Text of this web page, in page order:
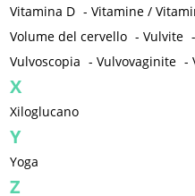
Vitamina D -Vitamine /
Volume del cervello -Vulvite
Vulvoscopia -Vulvovaginite -
X
Xiloglucano
Y
Yoga
Z